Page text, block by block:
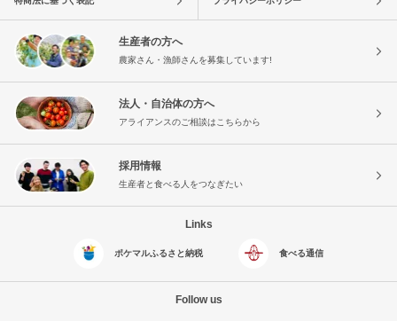
生産者の方へ
農家さん・漁師さんを募集しています!
法人・自治体の方へ
アライアンスのご相談はこちらから
採用情報
生産者と食べる人をつなぎたい
Links
ポケマルふるさと納税 食べる通信
Follow us